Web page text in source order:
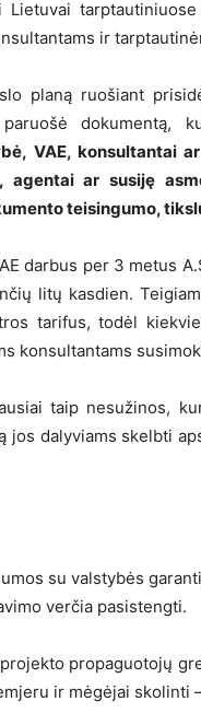
Lietuvai
ir
planą ruošiant
dokumentą,
VAE, konsultantai
agentai ar susiję
teisingumo,
darbus per 3 metus
litų kasdien.
tarifus, todėl
konsultantams
taip nesužinos,
jos dalyviams skelbti
su valstybės
verčia pasistengti.
propaguotojų
ir mėgėjai skolinti